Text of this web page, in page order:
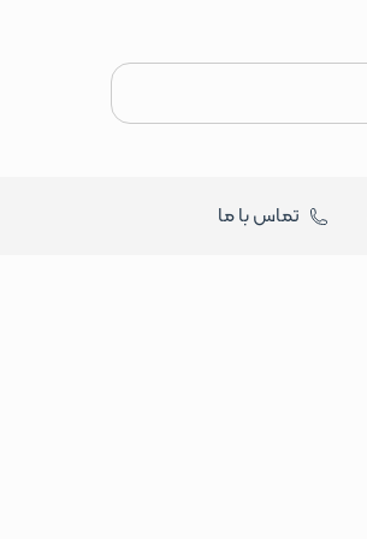
تماس با ما